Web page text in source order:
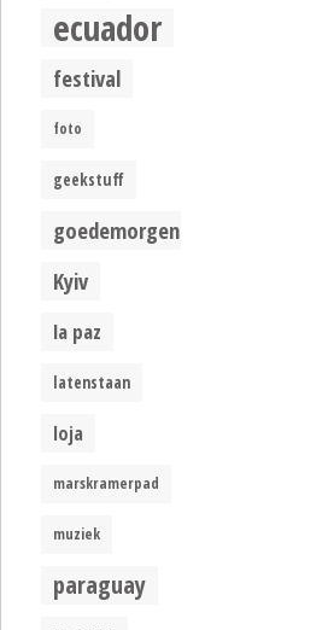
ecuador
festival
foto
geekstuff
goedemorgen
Kyiv
la paz
latenstaan
loja
marskramerpad
muziek
paraguay